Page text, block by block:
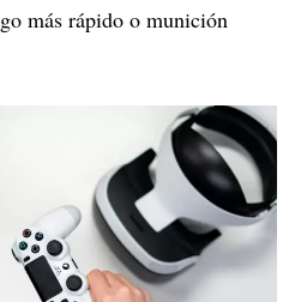
más rápido o munición